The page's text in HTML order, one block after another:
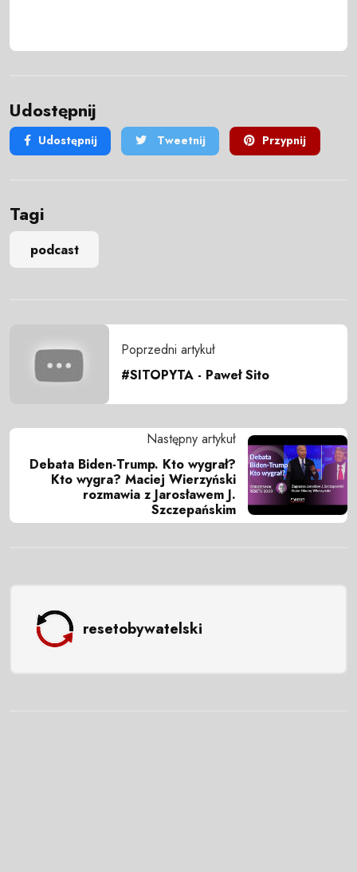
Udostępnij
Udostępnij Tweetnij Przypnij
Tagi
podcast
Poprzedni artykuł
#SITOPYTA - Paweł Sito
Następny artykuł
Debata Biden-Trump. Kto wygrał?
Kto wygra? Maciej Wierzyński
rozmawia z Jarosławem J.
Szczepańskim
resetobywatelski